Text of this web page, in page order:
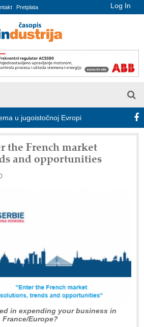
Log In
Pretplata
jugoistočnoj Evropi
the French market
and opportunities
in expending your business in
France/Europe?